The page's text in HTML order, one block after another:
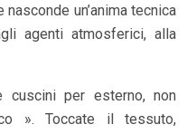
un’anima tecnica
agenti atmosferici, alla
cuscini per esterno, non
». Toccate il tessuto,